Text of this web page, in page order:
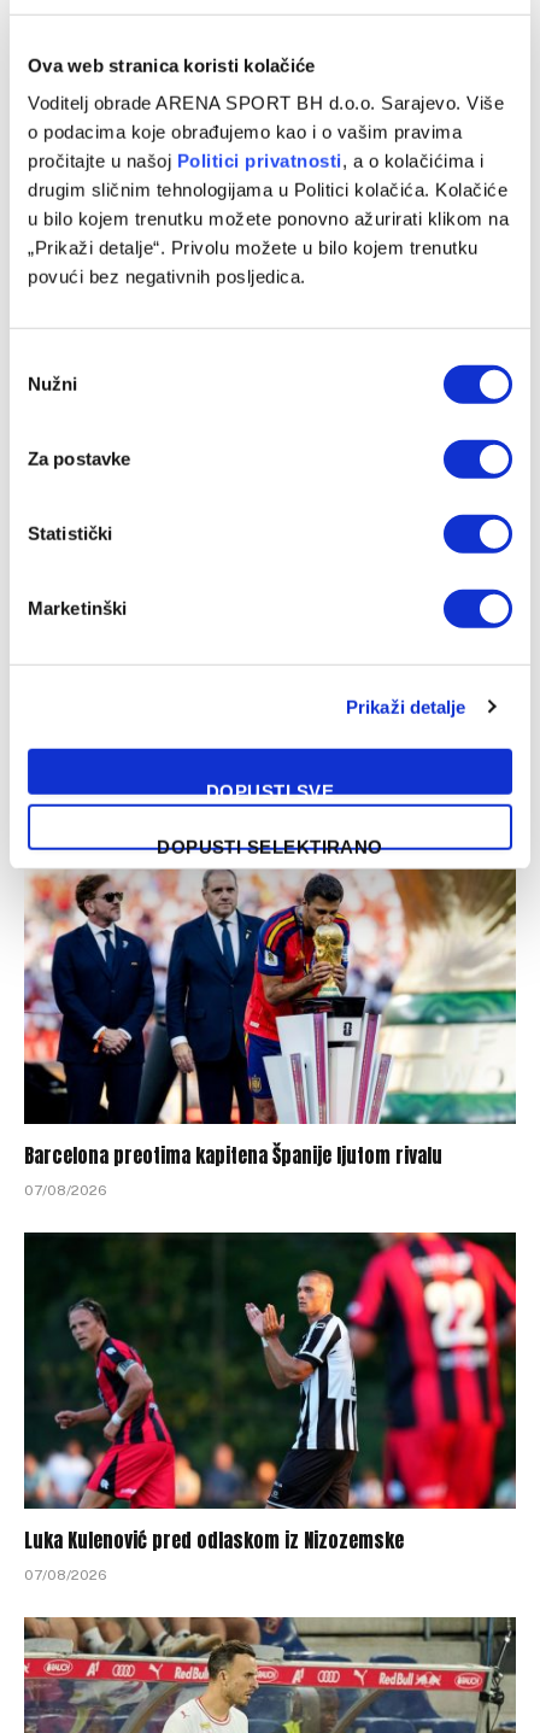
Ova web stranica koristi kolačiće
Voditelj obrade ARENA SPORT BH d.o.o. Sarajevo. Više
o podacima koje obrađujemo kao i o vašim pravima
pročitajte u našoj Politici privatnosti, a o kolačićima i
drugim sličnim tehnologijama u Politici kolačića. Kolačiće
u bilo kojem trenutku možete ponovno ažurirati klikom na
„Prikaži detalje“. Privolu možete u bilo kojem trenutku
povući bez negativnih posljedica.
Selection
Nužni
Za postavke
Statistički
Marketinški
Prikaži detalje
DOPUSTI SVE
DOPUSTI SELEKTIRANO
Baždar zvanično predstavljen u novom klubu, zadužio je
07/08/2026
Nakon Muharemovića i Wilsona: Leeds doveo treće
07/08/2026
Barcelona preotima kapitena Španije ljutom rivalu
07/08/2026
Luka Kulenović pred odlaskom iz Nizozemske
07/08/2026